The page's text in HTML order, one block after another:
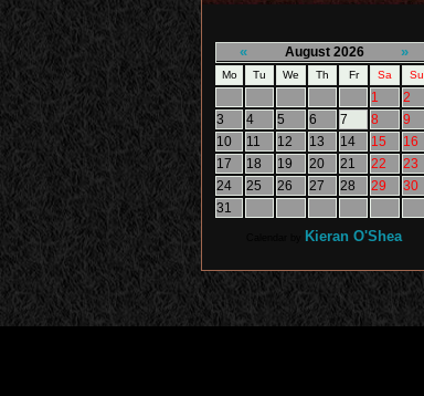
« August 2026 »
Mo Tu We Th Fr Sa Su
1
2
3
4 5 6 7 8
9
10
11 12 13 14 15
16
17
18 19 20 21 22
23
24
25 26 27 28 29
30
31
Kieran O'Shea